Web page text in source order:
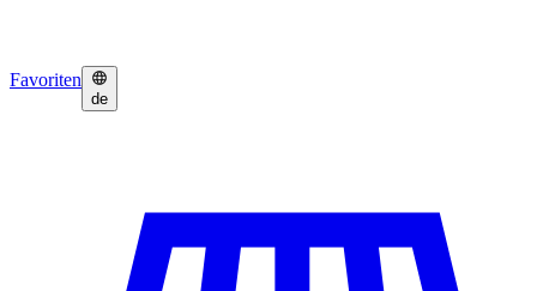
Favoriten
de